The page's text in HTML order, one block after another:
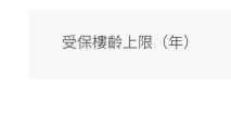
受保樓齡上限（年）​